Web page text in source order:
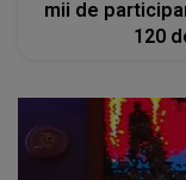
mii de
120